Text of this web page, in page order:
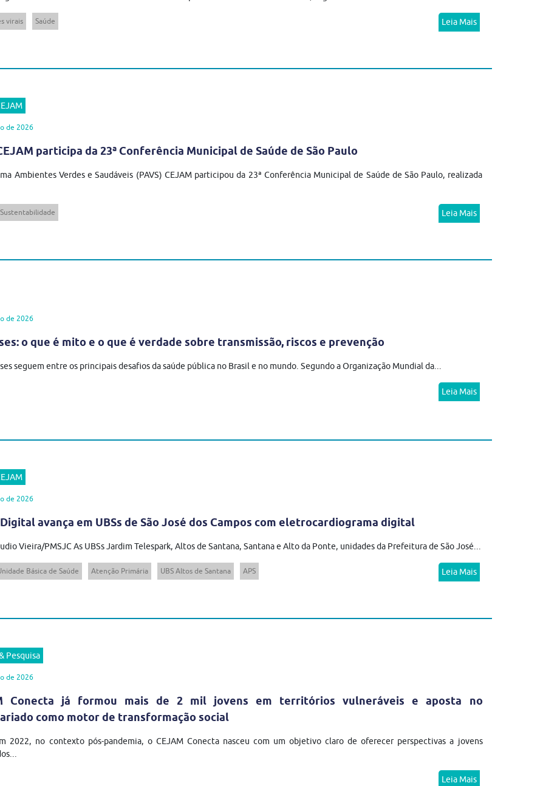
virais Saúde Leia Mais
de 2026
participa da 23ª Conferência Municipal de Saúde de São Paulo
Ambientes Verdes e Saudáveis (PAVS) CEJAM participou da 23ª Conferência Municipal de Saúde de São Paulo, realizada
Sustentabilidade Leia Mais
de 2026
o que é mito e o que é verdade sobre transmissão, riscos e prevenção
seguem entre os principais desafios da saúde pública no Brasil e no mundo. Segundo a Organização Mundial da...
Leia Mais
de 2026
avança em UBSs de São José dos Campos com eletrocardiograma digital
Vieira/PMSJC As UBSs Jardim Telespark, Altos de Santana, Santana e Alto da Ponte, unidades da Prefeitura de São José...
Básica de Saúde Atenção Primária UBS Altos de Santana APS Leia Mais
Pesquisa
de 2026
Conecta já formou mais de 2 mil jovens em territórios vulneráveis e aposta no
como motor de transformação social
2022, no contexto pós-pandemia, o CEJAM Conecta nasceu com um objetivo claro de oferecer perspectivas a jovens
Leia Mais